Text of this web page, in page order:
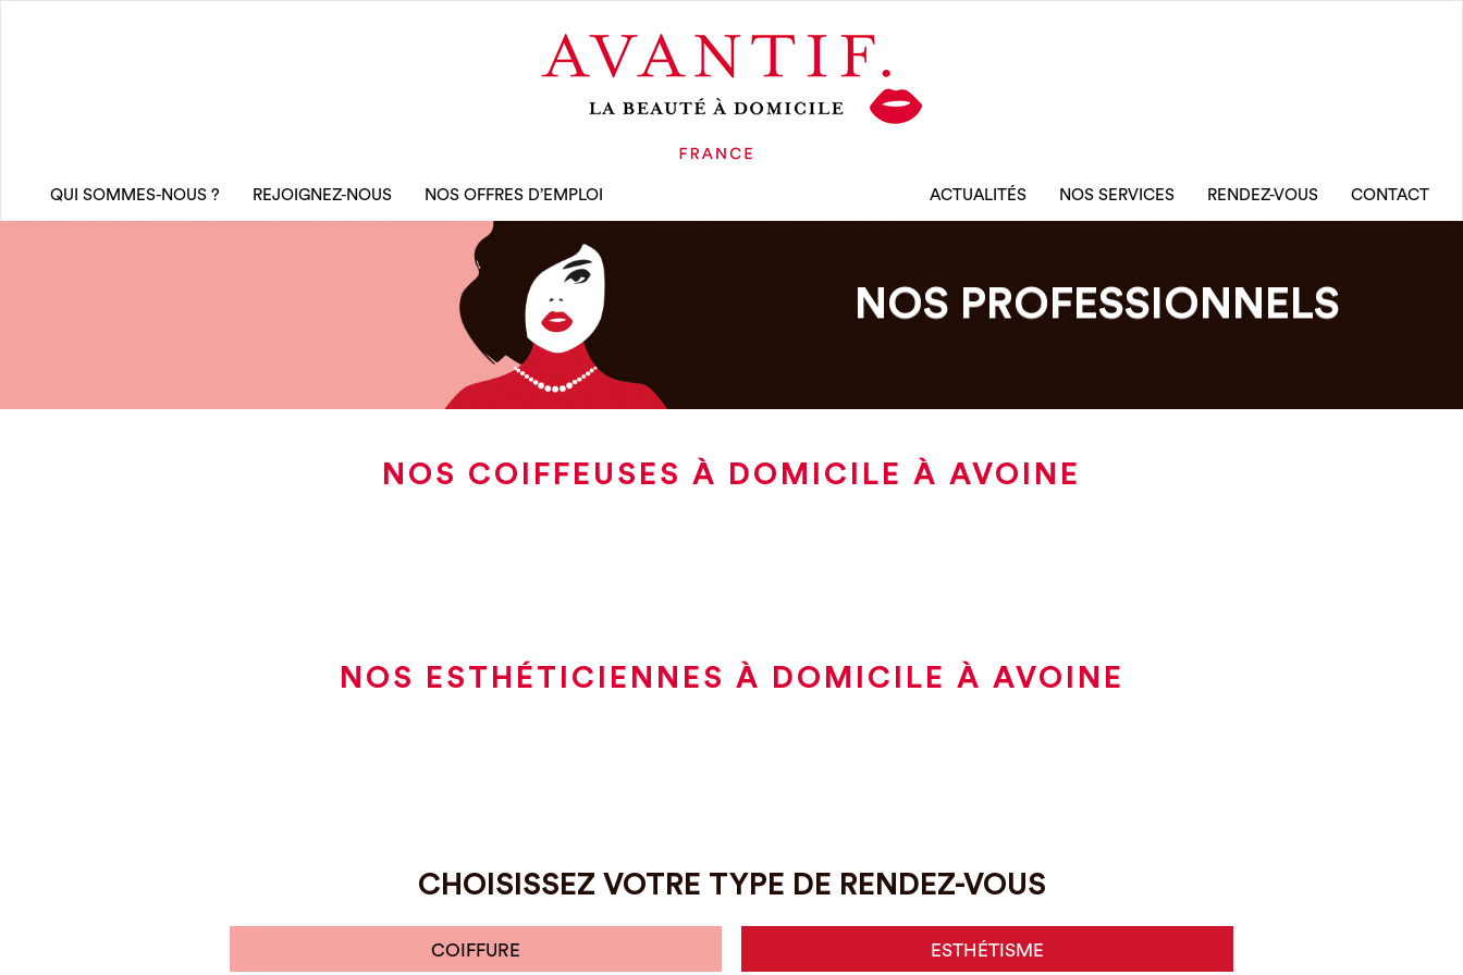
QUI SOMMES-NOUS ? REJOIGNEZ-NOUS NOS OFFRES D’EMPLOI ACTUALITÉS NOS SERVICES RENDEZ-VOUS CONTACT
NOS PROFESSIONNELS
NOS COIFFEUSES À DOMICILE À AVOINE
NOS ESTHÉTICIENNES À DOMICILE À AVOINE
CHOISISSEZ VOTRE TYPE DE RENDEZ-VOUS
COIFFURE ESTHÉTISME